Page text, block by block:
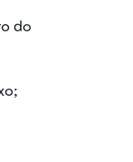
do